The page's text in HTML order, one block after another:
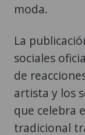
moda.
La
sociales
de
artista y los
que celebra
tradicional